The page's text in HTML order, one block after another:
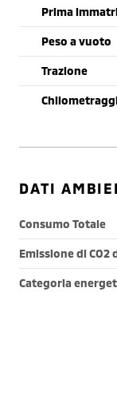
Prima
Peso a vuoto
Trazione
DATI
Consumo Totale
Emissione di CO2
Categoria